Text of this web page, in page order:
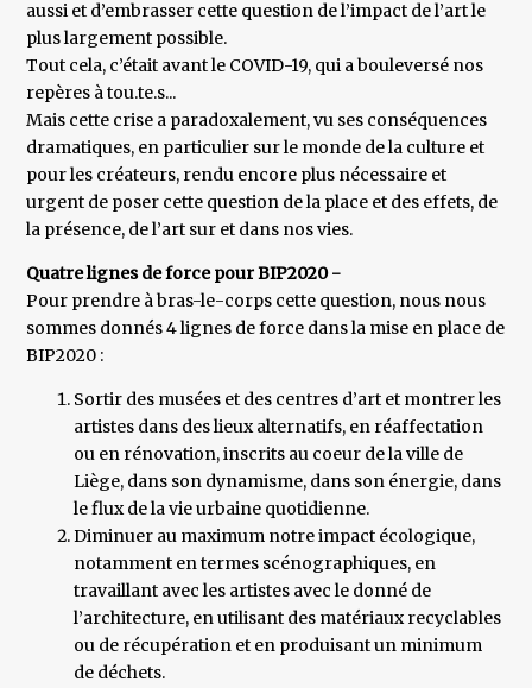
aussi et d’embrasser cette question de l’impact de l’art le
plus largement possible.
Tout cela, c’était avant le COVID-19, qui a bouleversé nos
repères à tou.te.s...
Mais cette crise a paradoxalement, vu ses conséquences
dramatiques, en particulier sur le monde de la culture et
pour les créateurs, rendu encore plus nécessaire et
urgent de poser cette question de la place et des effets, de
la présence, de l’art sur et dans nos vies.
Quatre lignes de force pour BIP2020 -
Pour prendre à bras-le-corps cette question, nous nous
sommes donnés 4 lignes de force dans la mise en place de
BIP2020 :
Sortir des musées et des centres d’art et montrer les
artistes dans des lieux alternatifs, en réaffectation
ou en rénovation, inscrits au coeur de la ville de
Liège, dans son dynamisme, dans son énergie, dans
le flux de la vie urbaine quotidienne.
Diminuer au maximum notre impact écologique,
notamment en termes scénographiques, en
travaillant avec les artistes avec le donné de
l’architecture, en utilisant des matériaux recyclables
ou de récupération et en produisant un minimum
de déchets.